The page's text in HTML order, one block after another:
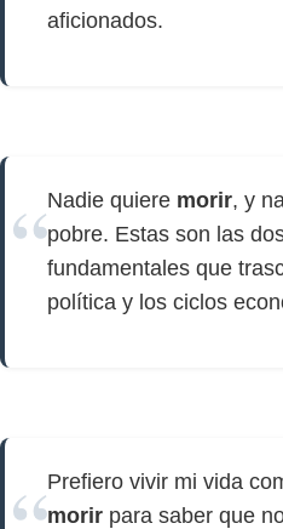
aficionados.
Nadie quiere morir, y
pobre. Estas son las
fundamentales que
política y los ciclos
Prefiero vivir mi vida
morir para saber que